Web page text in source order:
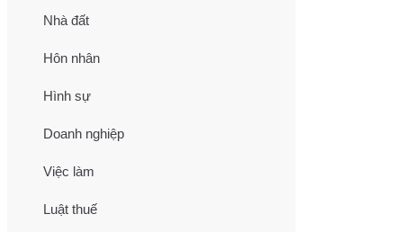
Nhà đất
Hôn nhân
Hình sự
Doanh nghiệp
Việc làm
Luật thuế